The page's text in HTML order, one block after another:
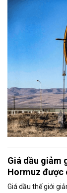
phần nào hạn chế
Giá dầu giảm
Hormuz được
Giá dầu thế giới